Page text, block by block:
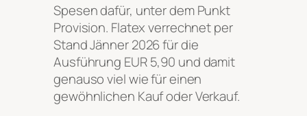
Spesen dafür, unter dem Punkt
Provision. Flatex verrechnet per
Stand Jänner 2026 für die
Ausführung EUR 5,90 und damit
genauso viel wie für einen
gewöhnlichen Kauf oder Verkauf.